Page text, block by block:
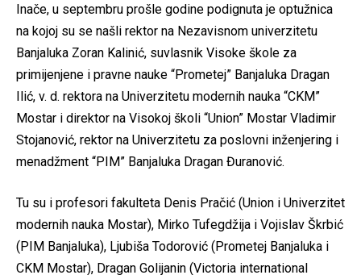
Inače, u septembru prošle godine podignuta je optužnica
na kojoj su se našli rektor na Nezavisnom univerzitetu
Banjaluka Zoran Kalinić, suvlasnik Visoke škole za
primijenjene i pravne nauke “Prometej” Banjaluka Dragan
Ilić, v. d. rektora na Univerzitetu modernih nauka “CKM”
Mostar i direktor na Visokoj školi “Union” Mostar Vladimir
Stojanović, rektor na Univerzitetu za poslovni inženjering i
menadžment “PIM” Banjaluka Dragan Đuranović.
Tu su i profesori fakulteta Denis Pračić (Union i Univerzitet
modernih nauka Mostar), Mirko Tufegdžija i Vojislav Škrbić
(PIM Banjaluka), Ljubiša Todorović (Prometej Banjaluka i
CKM Mostar), Dragan Golijanin (Victoria international